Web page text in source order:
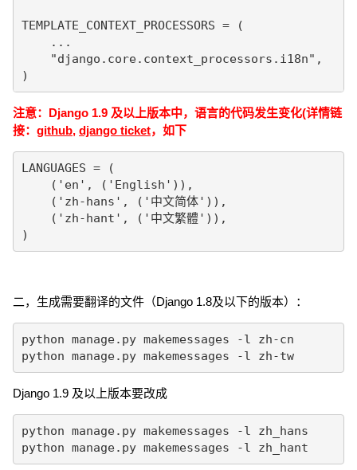
TEMPLATE_CONTEXT_PROCESSORS = (
...
"django.core.context_processors.i18n",
)
注意：Django 1.9 及以上版本中，语言的代码发生变化(详情链
接： github, django ticket，如下
LANGUAGES = (
('en', ('English')),
('zh-hans', ('中文简体')),
('zh-hant', ('中文繁體')),
)
二，生成需要翻译的文件（Django 1.8及以下的版本）：
python manage.py makemessages -l zh-cn
python manage.py makemessages -l zh-tw
Django 1.9 及以上版本要改成
python manage.py makemessages -l zh_hans
python manage.py makemessages -l zh_hant